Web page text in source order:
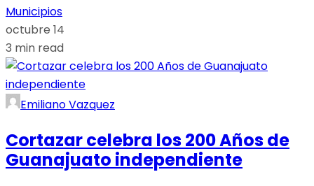
Municipios
octubre 14
3 min read
Emiliano Vazquez
Cortazar celebra los 200 Años de
Guanajuato independiente